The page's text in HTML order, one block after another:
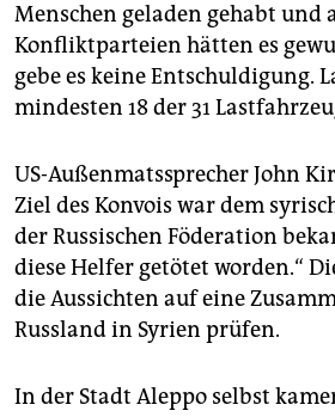
Menschen geladen gehabt und
Konfliktparteien hätten es
gebe es keine Entschuldigung.
mindesten 18 der 31
US-Außenmatssprecher John
Ziel des Konvois war dem
der Russischen Föderation
diese Helfer getötet worden.“
die Aussichten auf eine
Russland in Syrien prüfen.
In der Stadt Aleppo selbst